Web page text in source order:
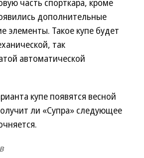
часть спорткара, кроме
дополнительные
элементы. Такое купе будет
так
автоматической
купе появятся весной
ли «Супра» следующее